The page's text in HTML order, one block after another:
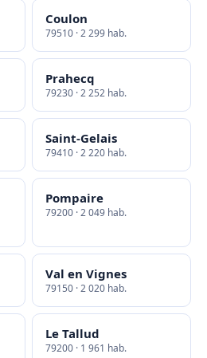
Coulon
79510 · 2 299 hab.
Prahecq
79230 · 2 252 hab.
Saint-Gelais
79410 · 2 220 hab.
Pompaire
79200 · 2 049 hab.
Val en Vignes
79150 · 2 020 hab.
Le Tallud
79200 · 1 961 hab.